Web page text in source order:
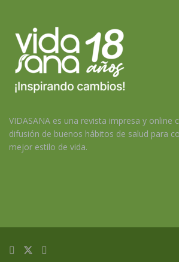
VIDASANA es una revista impresa y online
difusión de buenos hábitos de salud para
mejor estilo de vida.